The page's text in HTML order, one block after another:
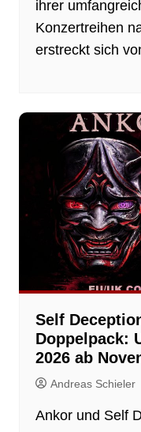
ihrer
Konzertreihen
erstreckt sich
Self
Doppelpack:
2026 ab
Andreas Schieler
Ankor und Self